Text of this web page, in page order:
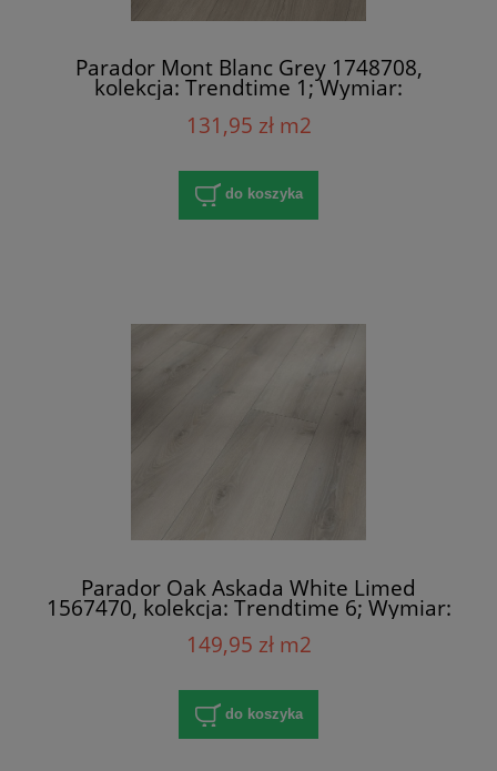
Parador Mont Blanc Grey 1748708,
kolekcja: Trendtime 1; Wymiar:
8x158x1285 mm; AC4/32; V-Fuga x 4
131,95 zł m2
do koszyka
Parador Oak Askada White Limed
1567470, kolekcja: Trendtime 6; Wymiar:
9x243x2200 mm; AC5/32; V-Fuga x 4
149,95 zł m2
do koszyka